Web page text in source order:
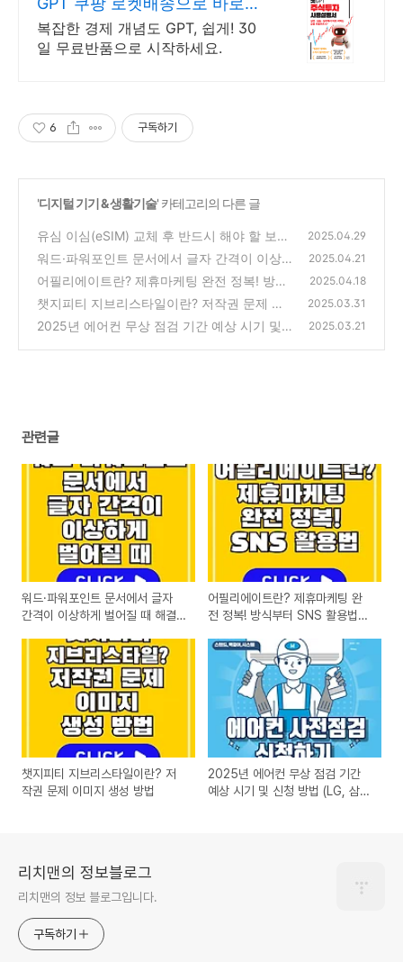
실천
복잡한 경제 개념도 GPT, 쉽게! 30
일 무료반품으로 시작하세요.
6 구독하기
'디지털 기기 & 생활기술' 카테고리의 다른 글
유심 이심(eSIM) 교체 후 반드시 해야 할 보안
설정 방법
(0)
2025.04.29
워드·파워포인트 문서에서 글자 간격이 이상하
게 벌어질 때 해결 방법 정리
(0)
2025.04.21
어필리에이트란? 제휴마케팅 완전 정복! 방식
부터 SNS 활용법까지
(0)
2025.04.18
챗지피티 지브리스타일이란? 저작권 문제 이
미지 생성 방법
(0)
2025.03.31
2025년 에어컨 무상 점검 기간 예상 시기 및
2025.03.21
관련글
워드·파워포인트 문서에서 글자
간격이 이상하게 벌어질 때 해결
어필리에이트란? 제휴마케팅 완
전 정복! 방식부터 SNS 활용법까
챗지피티 지브리스타일이란? 저
작권 문제 이미지 생성 방법
2025년 에어컨 무상 점검 기간
예상 시기 및 신청 방법 (LG, 삼
리치맨의 정보블로그
리치맨의 정보 블로그입니다.
구독하기